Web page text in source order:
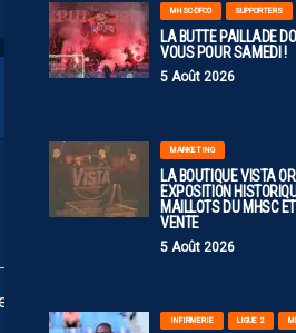
MHSC-DFCO SUPPORTERS
LA BUTTE PAILLADE
VOUS POUR SAMEDI !
5 Août 2026
MARKETING
LA BOUTIQUE VISTA
EXPOSITION
MAILLOTS DU MHSC
VENTE
5 Août 2026
INFIRMERIE LIGUE 2
Se connecter avec :
vous pour poster un commentaire